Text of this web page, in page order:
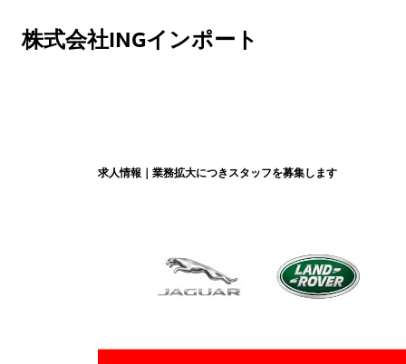
株式会社INGインポート
求人情報｜業務拡大につきスタッフを募集します